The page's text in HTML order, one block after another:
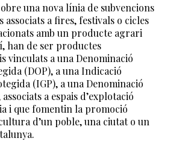
una nova línia de subvencions
associats a fires, festivals o cicles
amb un producte agrari
han de ser productes
vinculats a una Denominació
(DOP), a una Indicació
(IGP), a una Denominació
a espais d’explotació
i que fomentin la promoció
d’un poble, una ciutat o un